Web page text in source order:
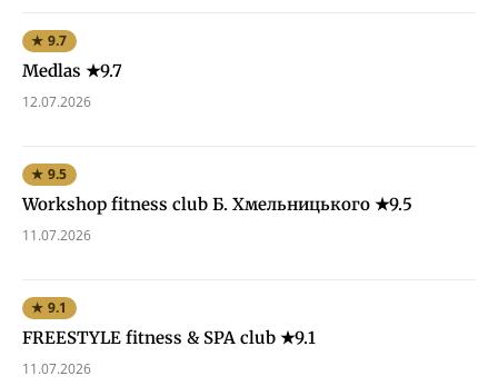
★ 9.7
Medlas ★9.7
12.07.2026
★ 9.5
Workshop fitness club Б. Хмельницького ★9.5
11.07.2026
★ 9.1
FREESTYLE fitness & SPA club ★9.1
11.07.2026